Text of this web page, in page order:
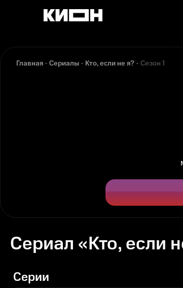
Главная Сериалы Кто, если не я? Сезон 1
Сериал «Кто, если
Серии